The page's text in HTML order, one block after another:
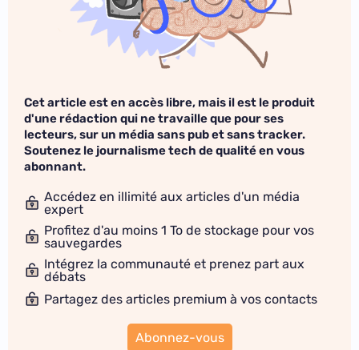
Cet article est en accès libre, mais il est le produit
d'une rédaction qui ne travaille que pour ses
lecteurs, sur un média sans pub et sans tracker.
Soutenez le journalisme tech de qualité en vous
abonnant.
Accédez en illimité aux articles d'un média
expert
Profitez d'au moins 1 To de stockage pour vos
sauvegardes
Intégrez la communauté et prenez part aux
débats
Partagez des articles premium à vos contacts
Abonnez-vous